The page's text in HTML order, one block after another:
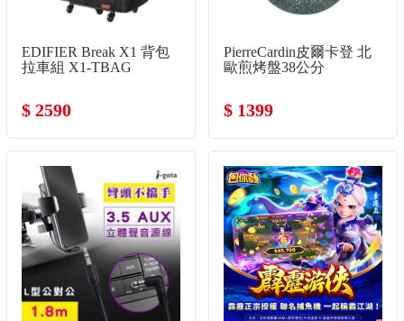
EDIFIER Break X1 背包
拉車組 X1-TBAG
$ 2590
PierreCardin皮爾卡登 北
歐煎烤盤38公分
$ 1399